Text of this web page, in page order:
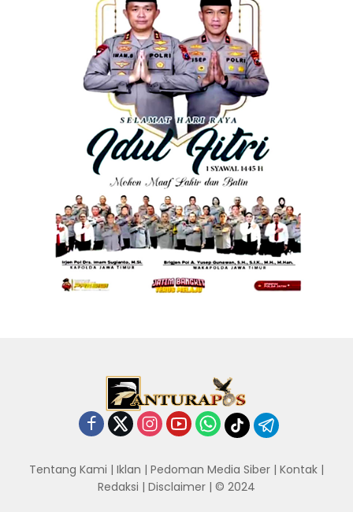
Tentang Kami | Iklan | Pedoman Media Siber | Kontak |
Redaksi | Disclaimer | © 2024